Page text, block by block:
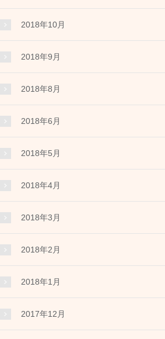
2018年10月
2018年9月
2018年8月
2018年6月
2018年5月
2018年4月
2018年3月
2018年2月
2018年1月
2017年12月